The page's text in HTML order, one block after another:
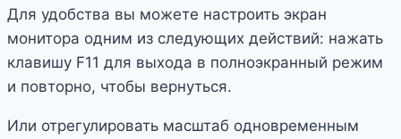
Для удобства вы можете настроить экран
монитора одним из следующих действий: нажать
клавишу F11 для выхода в полноэкранный режим
и повторно, чтобы вернуться.
Или отрегулировать масштаб одновременным